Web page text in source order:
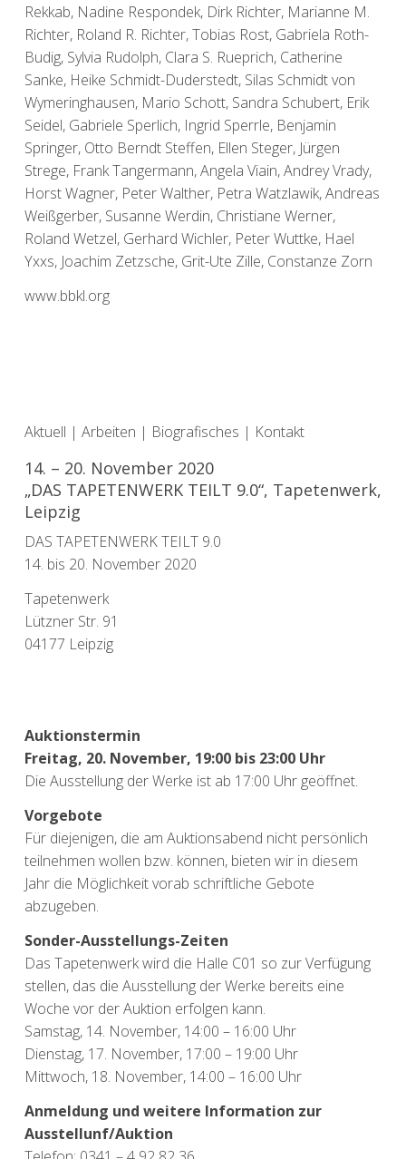
Rekkab, Nadine Respondek, Dirk Richter, Marianne M.
Richter, Roland R. Richter, Tobias Rost, Gabriela Roth-
Budig, Sylvia Rudolph, Clara S. Rueprich, Catherine
Sanke, Heike Schmidt-Duderstedt, Silas Schmidt von
Wymeringhausen, Mario Schott, Sandra Schubert, Erik
Seidel, Gabriele Sperlich, Ingrid Sperrle, Benjamin
Springer, Otto Berndt Steffen, Ellen Steger, Jürgen
Strege, Frank Tangermann, Angela Viain, Andrey Vrady,
Horst Wagner, Peter Walther, Petra Watzlawik, Andreas
Weißgerber, Susanne Werdin, Christiane Werner,
Roland Wetzel, Gerhard Wichler, Peter Wuttke, Hael
Yxxs, Joachim Zetzsche, Grit-Ute Zille, Constanze Zorn
www.bbkl.org
Aktuell | Arbeiten | Biografisches | Kontakt
14. – 20. November 2020
„DAS TAPETENWERK TEILT 9.0“, Tapetenwerk,
Leipzig
DAS TAPETENWERK TEILT 9.0
14. bis 20. November 2020
Tapetenwerk
Lützner Str. 91
04177 Leipzig
Auktionstermin
Freitag, 20. November, 19:00 bis 23:00 Uhr
Die Ausstellung der Werke ist ab 17:00 Uhr geöffnet.
Vorgebote
Für diejenigen, die am Auktionsabend nicht persönlich
teilnehmen wollen bzw. können, bieten wir in diesem
Jahr die Möglichkeit vorab schriftliche Gebote
abzugeben.
Sonder-Ausstellungs-Zeiten
Das Tapetenwerk wird die Halle C01 so zur Verfügung
stellen, das die Ausstellung der Werke bereits eine
Woche vor der Auktion erfolgen kann.
Samstag, 14. November, 14:00 – 16:00 Uhr
Dienstag, 17. November, 17:00 – 19:00 Uhr
Mittwoch, 18. November, 14:00 – 16:00 Uhr
Anmeldung und weitere Information zur
Ausstellunf/Auktion